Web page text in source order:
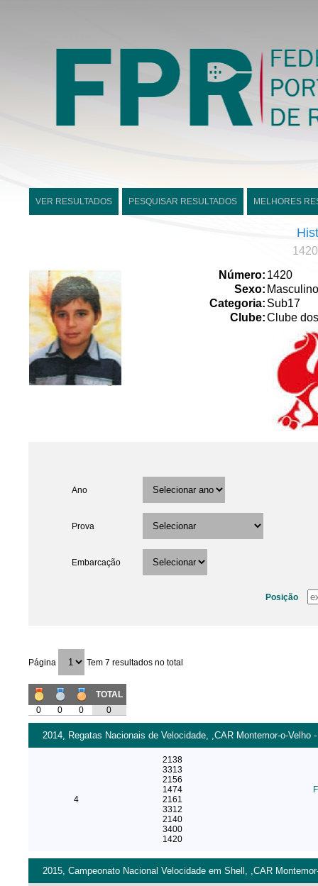
VER RESULTADOS PESQUISAR RESULTADOS MELHORES
Número: 1420
Sexo: Masculino
Categoria: Sub17
Clube:Clube
Ano
Prova
Embarcação
Posição
Página Tem 7 resultados no total
TOTAL
0
0 0 0
2014, Regatas Nacionais de Velocidade, ,CAR Montemor-o-Velho
4
2138
3313
2156
1474
2161
3312
2140
3400
1420
2015, Campeonato Nacional Velocidade em Shell, ,CAR